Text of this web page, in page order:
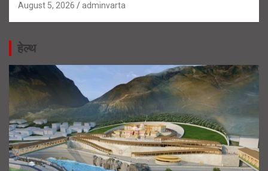
August 5, 2026 adminvarta
हेल्थ